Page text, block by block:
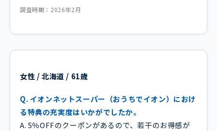
調査時期：2026年2月
女性 / 北海道 / 61歳
Q. イオンネットスーパー（おうちでイオン）におけ
る特典の充実度はいかがでしたか。
A. 5％OFFのクーポンがあるので、若干のお得感が